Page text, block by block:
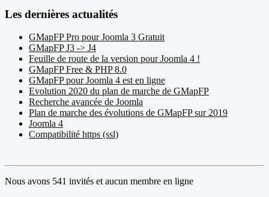
Les dernières actualités
GMapFP Pro pour Joomla 3 Gratuit
GMapFP J3 -> J4
Feuille de route de la version pour Joomla 4 !
GMapFP Free & PHP 8.0
GMapFP pour Joomla 4 est en ligne
Evolution 2020 du plan de marche de GMapFP
Recherche avancée de Joomla
Plan de marche des évolutions de GMapFP sur 2019
Joomla 4
Compatibilité https (ssl)
Nous avons 541 invités et aucun membre en ligne